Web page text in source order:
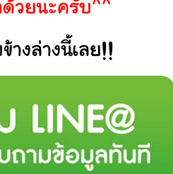
วยนะครับ^^
งล่างนี้เลย!!